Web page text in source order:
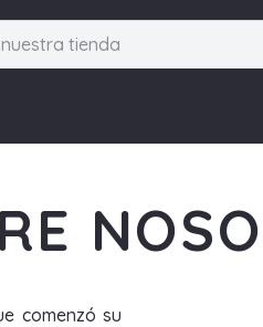
comenzó su